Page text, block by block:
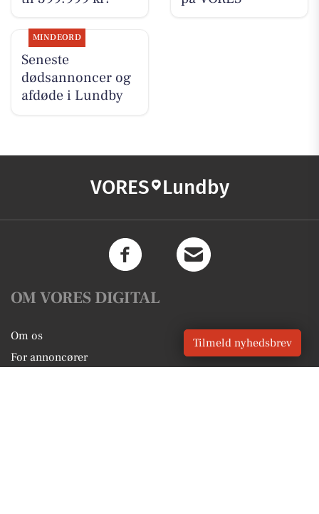
MINDEORD
Seneste
dødsannoncer og
afdøde i Lundby
VORES Lundby
OM VORES DIGITAL
Om os
For annoncører
Tilmeld nyhedsbrev